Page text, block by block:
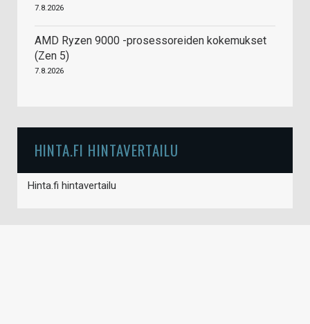
7.8.2026
AMD Ryzen 9000 -prosessoreiden kokemukset
(Zen 5)
7.8.2026
HINTA.FI HINTAVERTAILU
Hinta.fi hintavertailu